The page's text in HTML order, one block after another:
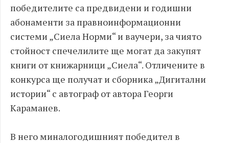
победителите са предвидени и годишни
абонаменти за правноинформационни
системи „Сиела Норми“ и ваучери, за чиято
стойност спечелилите ще могат да закупят
книги от книжарници „Сиела“. Отличените в
конкурса ще получат и сборника „Дигитални
истории“ с автограф от автора Георги
Караманев.
В него миналогодишният победител в